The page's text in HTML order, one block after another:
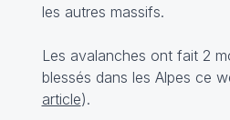
les autres massifs.
Les avalanches ont fait 2
blessés dans les Alpes ce
article).